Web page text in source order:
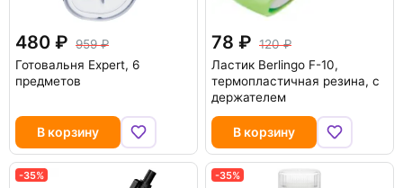
480
959
Готовальня Expert, 6
предметов
В корзину
78
120
Ластик Berlingo F-10,
термопластичная резина, с
держателем
В корзину
-35% -35%